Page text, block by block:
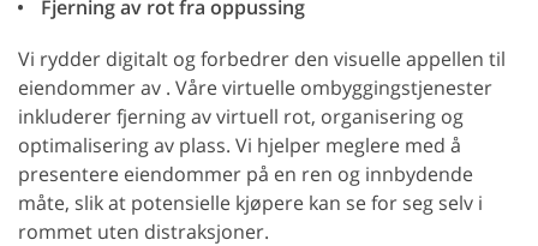
Fjerning av rot fra oppussing
Vi rydder digitalt og forbedrer den visuelle appellen til
eiendommer av . Våre virtuelle ombyggingstjenester
inkluderer fjerning av virtuell rot, organisering og
optimalisering av plass. Vi hjelper meglere med å
presentere eiendommer på en ren og innbydende
måte, slik at potensielle kjøpere kan se for seg selv i
rommet uten distraksjoner.